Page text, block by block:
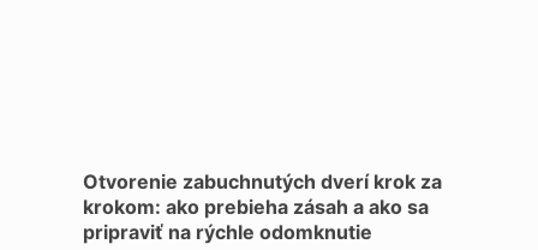
Otvorenie zabuchnutých dverí krok za
krokom: ako prebieha zásah a ako sa
pripraviť na rýchle odomknutie